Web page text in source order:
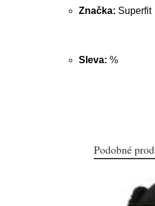
Značka: Superfit
Sleva: %
Podobné